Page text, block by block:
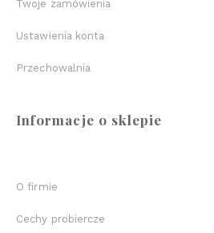
Twoje zamówienia
Ustawienia konta
Przechowalnia
Informacje o sklepie
O firmie
Cechy probiercze